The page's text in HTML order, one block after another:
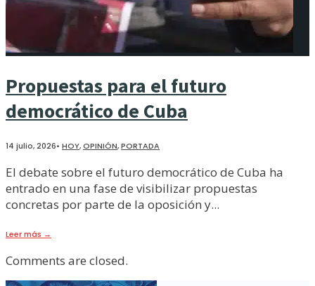
Propuestas para el futuro
democrático de Cuba
14 julio, 2026• HOY,OPINIÓN,PORTADA
El debate sobre el futuro democrático de Cuba ha
entrado en una fase de visibilizar propuestas
concretas por parte de la oposición y...
Leer más →
Comments are closed.